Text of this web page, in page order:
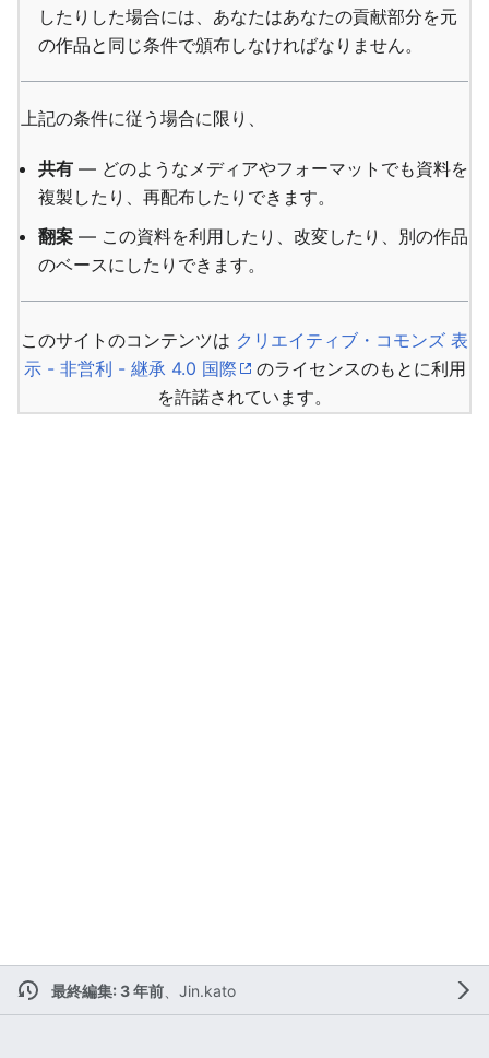
したりした場合には、あなたはあなたの貢献部分を元
の作品と同じ条件で頒布しなければなりません。
上記の条件に従う場合に限り、
共有 — どのようなメディアやフォーマットでも資料を
複製したり、再配布したりできます。
翻案 — この資料を利用したり、改変したり、別の作品
のベースにしたりできます。
このサイトのコンテンツは クリエイティブ・コモンズ 表
示 - 非営利 - 継承 4.0 国際
のライセンスのもとに利用
を許諾されています。
最終編集: 3 年前、 Jin.kato